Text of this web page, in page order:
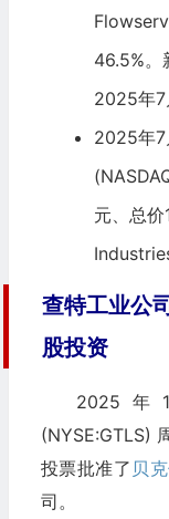
46.5%。
2025年7
2025年7
元、总
查特工业公
股投资
2025年
(NYSE:GTLS)
投票批准了 贝
司。